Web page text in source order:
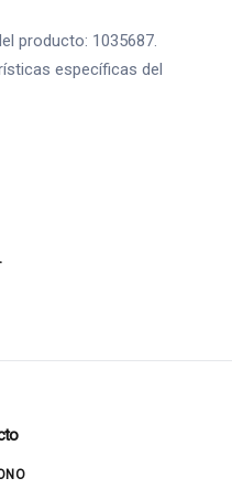
producto: 1035687.
específicas del